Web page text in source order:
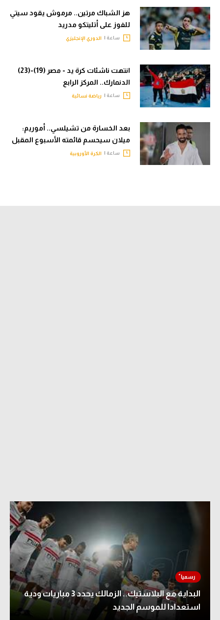
هز الشباك مرتين.. مرموش يقود سيتي
للفوز على أتليتكو مدريد
ساعة | الدوري الإنجليزي
انتهت ناشئات كرة يد - مصر (19)-(23)
الدنمارك.. المركز الرابع
ساعة | رياضة نسائية
بعد الخسارة من تشيلسي.. أموريم:
ميلان سيحسم قائمته الأسبوع المقبل
ساعة | الكرة الأوروبية
البداية مع البلاستيك.. الزمالك يحدد 3 مباريات ودية
استعدادا للموسم الجديد